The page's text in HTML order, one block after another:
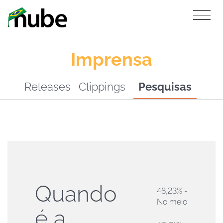
Imprensa
Releases Clippings Pesquisas
Quando
48,23% -
No meio